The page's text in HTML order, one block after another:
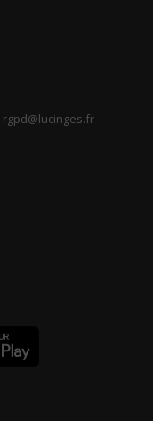
rgpd@lucinges.fr